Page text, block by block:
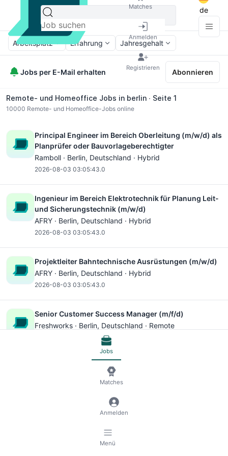
Matches
Anmelden
Registrieren
de
Arbeitsplatz Erfahrung Jahresgehalt
Jobs per E-Mail erhalten Abonnieren
Remote- und Homeoffice Jobs in berlin ∙ Seite 1
10000 Remote- und Homeoffice-Jobs online
Principal Engineer im Bereich Oberleitung (m/w/d) als
Planprüfer oder Bauvorlageberechtigter
Ramboll · Berlin, Deutschland · Hybrid
2026-08-03 03:05:43.0
Ingenieur im Bereich Elektrotechnik für Planung Leit-
und Sicherungstechnik (m/w/d)
AFRY · Berlin, Deutschland · Hybrid
2026-08-03 03:05:43.0
Projektleiter Bahntechnische Ausrüstungen (m/w/d)
AFRY · Berlin, Deutschland · Hybrid
2026-08-03 03:05:43.0
Senior Customer Success Manager (m/f/d)
Freshworks · Berlin, Deutschland · Remote
2026-08-03 03:05:43.0
Mechanical Assembler - New Berlin, WI
New Berlin
Editor Pro-Newsletter Tech (m/w/d)
Axel Springer News Media National ·
Jobs
Matches
Anmelden
Menü